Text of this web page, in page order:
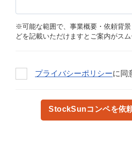
※可能な範囲で、事業概要・依頼背
どを記載いただけますとご案内がスム
プライバシーポリシーに同
StockSunコンペを依